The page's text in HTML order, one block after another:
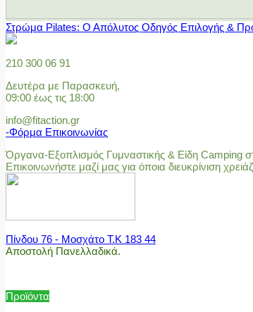
Στρώμα Pilates: Ο Απόλυτος Οδηγός Επιλογής &
210 300 06 91
Δευτέρα με Παρασκευή,
09:00 έως τις 18:00
info@fitaction.gr
-Φόρμα Επικοινωνίας
Όργανα-Εξοπλισμός Γυμναστικής & Είδη Camping
Επικοινωνήστε μαζί μας για όποια διευκρίνιση
Πίνδου 76 - Μοσχάτο Τ.Κ 183 44
Αποστολή Πανελλαδικά.
Προϊόντα